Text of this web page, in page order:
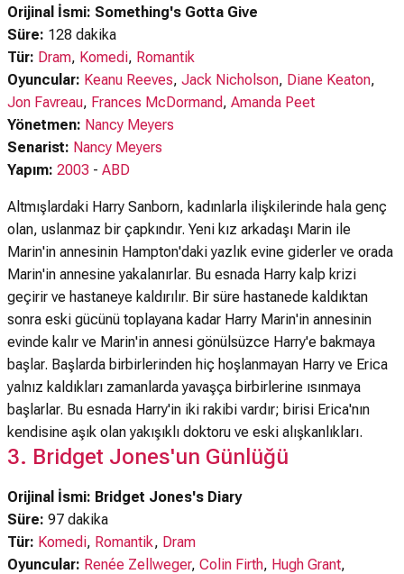
Orijinal İsmi: Something's Gotta Give
Süre: 128 dakika
Tür: Dram, Komedi, Romantik
Oyuncular: Keanu Reeves, Jack Nicholson, Diane Keaton,
Jon Favreau, Frances McDormand, Amanda Peet
Yönetmen: Nancy Meyers
Senarist: Nancy Meyers
Yapım: 2003 - ABD
Altmışlardaki Harry Sanborn, kadınlarla ilişkilerinde hala genç
olan, uslanmaz bir çapkındır. Yeni kız arkadaşı Marin ile
Marin'in annesinin Hampton'daki yazlık evine giderler ve orada
Marin'in annesine yakalanırlar. Bu esnada Harry kalp krizi
geçirir ve hastaneye kaldırılır. Bir süre hastanede kaldıktan
sonra eski gücünü toplayana kadar Harry Marin'in annesinin
evinde kalır ve Marin'in annesi gönülsüzce Harry'e bakmaya
başlar. Başlarda birbirlerinden hiç hoşlanmayan Harry ve Erica
yalnız kaldıkları zamanlarda yavaşça birbirlerine ısınmaya
başlarlar. Bu esnada Harry'in iki rakibi vardır; birisi Erica'nın
kendisine aşık olan yakışıklı doktoru ve eski alışkanlıkları.
3. Bridget Jones'un Günlüğü
Orijinal İsmi: Bridget Jones's Diary
Süre: 97 dakika
Tür: Komedi, Romantik, Dram
Oyuncular: Renée Zellweger, Colin Firth, Hugh Grant,